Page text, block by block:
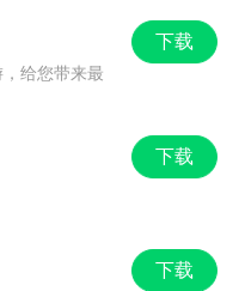
下载
给您带来最
下载
下载